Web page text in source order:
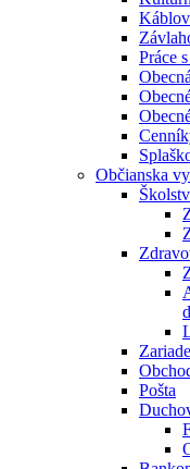
Práce
Občianska
Pošta